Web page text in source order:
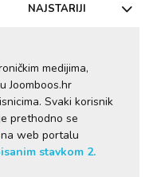
NAJSTARIJI
medijima,
Joomboos.hr
Svaki korisnik
prethodno se
na web portalu
stavkom 2.